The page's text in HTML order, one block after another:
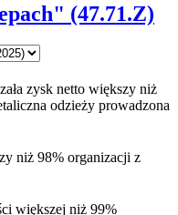
(47.71.Z)
zysk netto większy niż
odzieży prowadzona
niż 98% organizacji z
większej niż 99%